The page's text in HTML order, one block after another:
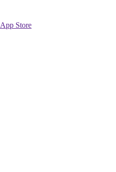
Store